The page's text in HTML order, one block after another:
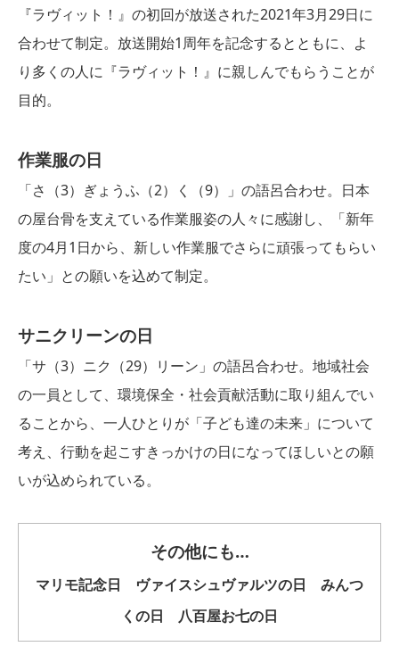
『ラヴィット！』の初回が放送された2021年3月29日に
合わせて制定。放送開始1周年を記念するとともに、よ
り多くの人に『ラヴィット！』に親しんでもらうことが
目的。
作業服の日
「さ（3）ぎょうふ（2）く（9）」の語呂合わせ。日本
の屋台骨を支えている作業服姿の人々に感謝し、「新年
度の4月1日から、新しい作業服でさらに頑張ってもらい
たい」との願いを込めて制定。
サニクリーンの日
「サ（3）ニク（29）リーン」の語呂合わせ。地域社会
の一員として、環境保全・社会貢献活動に取り組んでい
ることから、一人ひとりが「子ども達の未来」について
考え、行動を起こすきっかけの日になってほしいとの願
いが込められている。
その他にも…
マリモ記念日 ヴァイスシュヴァルツの日 みんつ
くの日 八百屋お七の日